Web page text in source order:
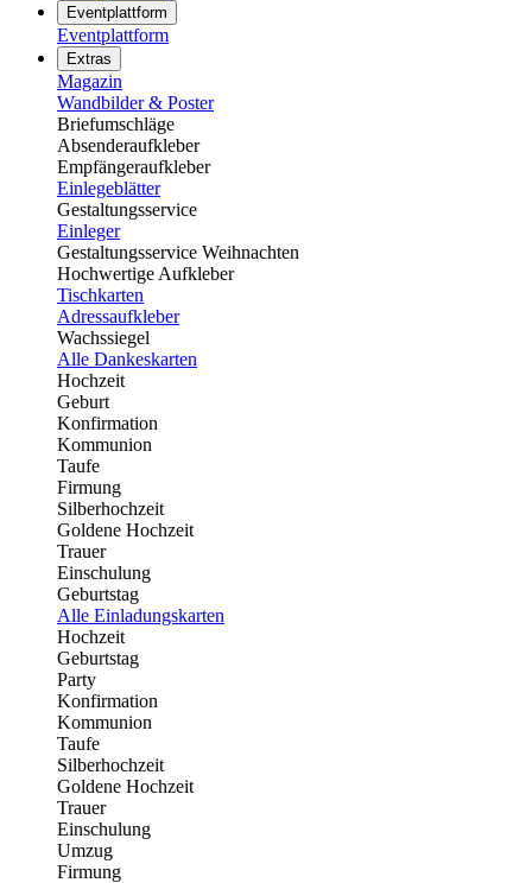
Eventplattform
Eventplattform
Extras
Magazin
Wandbilder & Poster
Briefumschläge
Absenderaufkleber
Empfängeraufkleber
Einlegeblätter
Gestaltungsservice
Einleger
Gestaltungsservice Weihnachten
Hochwertige Aufkleber
Tischkarten
Adressaufkleber
Wachssiegel
Alle Dankeskarten
Hochzeit
Geburt
Konfirmation
Kommunion
Taufe
Firmung
Silberhochzeit
Goldene Hochzeit
Trauer
Einschulung
Geburtstag
Alle Einladungskarten
Hochzeit
Geburtstag
Party
Konfirmation
Kommunion
Taufe
Silberhochzeit
Goldene Hochzeit
Trauer
Einschulung
Umzug
Firmung